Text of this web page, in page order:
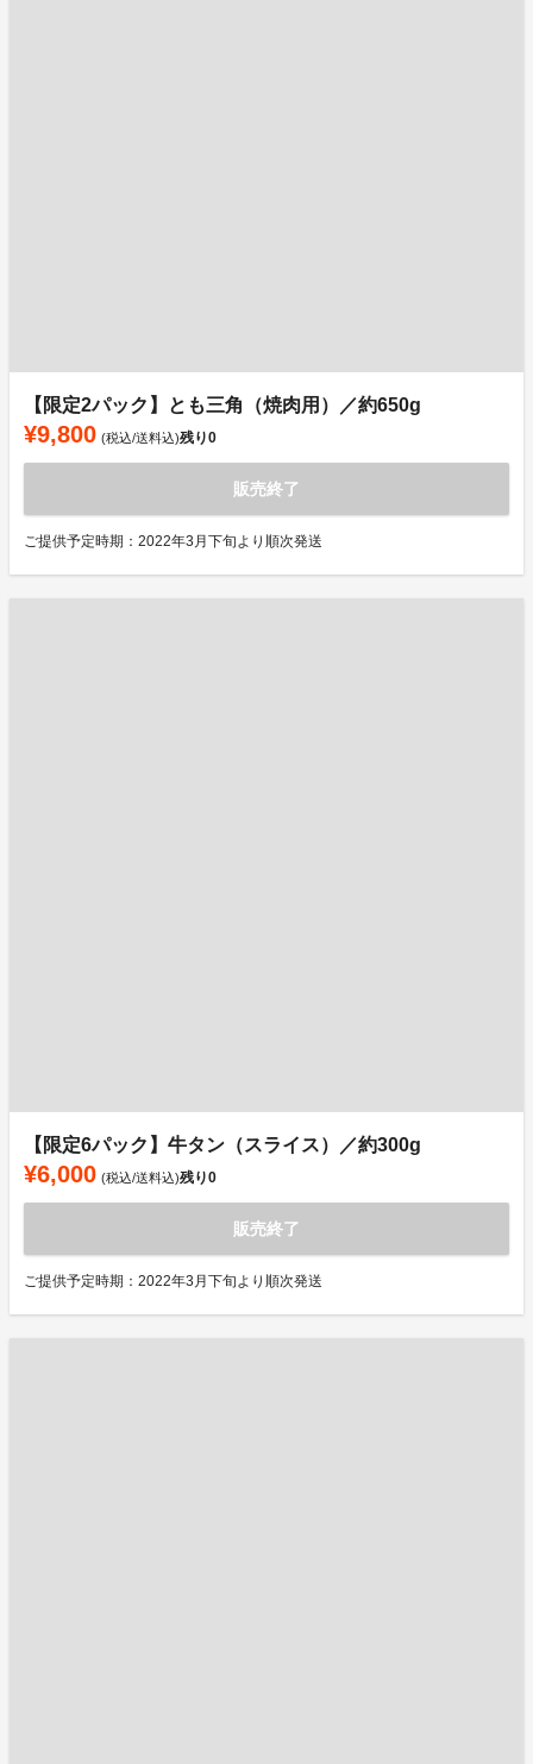
【限定2パック】とも三角（焼肉用）／約650g
¥9,800 (税込/送料込)残り0
販売終了
ご提供予定時期：2022年3月下旬より順次発送
【限定6パック】牛タン（スライス）／約300g
¥6,000 (税込/送料込)残り0
販売終了
ご提供予定時期：2022年3月下旬より順次発送